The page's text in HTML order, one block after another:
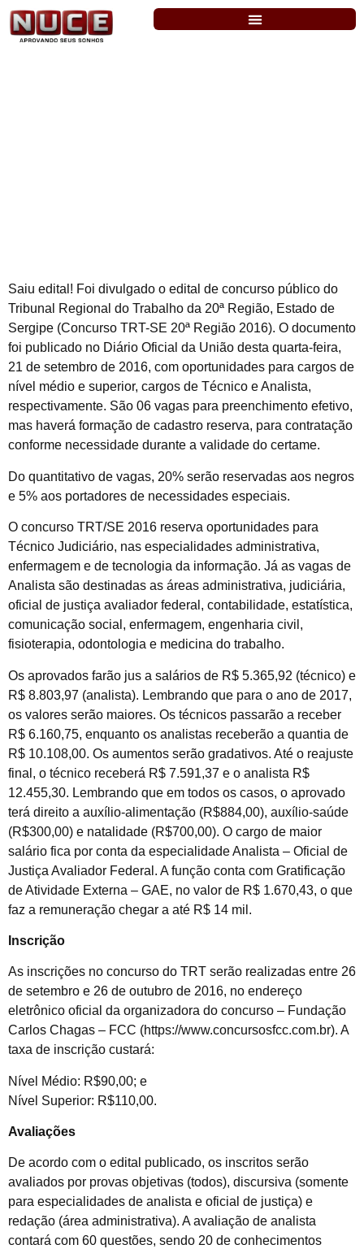
Saiu edital! Foi divulgado o edital de concurso público do
Tribunal Regional do Trabalho da 20ª Região, Estado de
Sergipe (Concurso TRT-SE 20ª Região 2016). O documento
foi publicado no Diário Oficial da União desta quarta-feira,
21 de setembro de 2016, com oportunidades para cargos de
nível médio e superior, cargos de Técnico e Analista,
respectivamente. São 06 vagas para preenchimento efetivo,
mas haverá formação de cadastro reserva, para contratação
conforme necessidade durante a validade do certame.
Do quantitativo de vagas, 20% serão reservadas aos negros
e 5% aos portadores de necessidades especiais.
O concurso TRT/SE 2016 reserva oportunidades para
Técnico Judiciário, nas especialidades administrativa,
enfermagem e de tecnologia da informação. Já as vagas de
Analista são destinadas as áreas administrativa, judiciária,
oficial de justiça avaliador federal, contabilidade, estatística,
comunicação social, enfermagem, engenharia civil,
fisioterapia, odontologia e medicina do trabalho.
Os aprovados farão jus a salários de R$ 5.365,92 (técnico) e
R$ 8.803,97 (analista). Lembrando que para o ano de 2017,
os valores serão maiores. Os técnicos passarão a receber
R$ 6.160,75, enquanto os analistas receberão a quantia de
R$ 10.108,00. Os aumentos serão gradativos. Até o reajuste
final, o técnico receberá R$ 7.591,37 e o analista R$
12.455,30. Lembrando que em todos os casos, o aprovado
terá direito a auxílio-alimentação (R$884,00), auxílio-saúde
(R$300,00) e natalidade (R$700,00). O cargo de maior
salário fica por conta da especialidade Analista – Oficial de
Justiça Avaliador Federal. A função conta com Gratificação
de Atividade Externa – GAE, no valor de R$ 1.670,43, o que
faz a remuneração chegar a até R$ 14 mil.
Inscrição
As inscrições no concurso do TRT serão realizadas entre 26
de setembro e 26 de outubro de 2016, no endereço
eletrônico oficial da organizadora do concurso – Fundação
Carlos Chagas – FCC (https://www.concursosfcc.com.br). A
taxa de inscrição custará:
Nível Médio: R$90,00; e
Nível Superior: R$110,00.
Avaliações
De acordo com o edital publicado, os inscritos serão
avaliados por provas objetivas (todos), discursiva (somente
para especialidades de analista e oficial de justiça) e
redação (área administrativa). A avaliação de analista
contará com 60 questões, sendo 20 de conhecimentos